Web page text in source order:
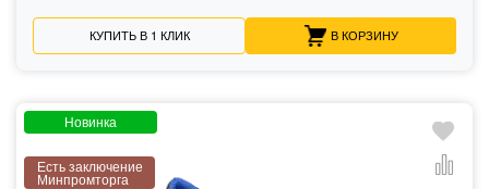
КУПИТЬ В 1 КЛИК В КОРЗИНУ
Новинка
Есть заключение
Минпромторга